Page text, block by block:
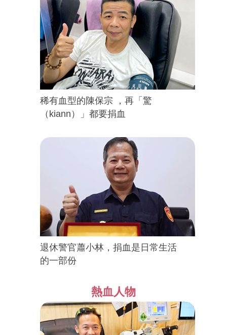
稀有血型的陳保宗 ，再「驚
（kiann）」都要捐血
退休警官蕭小林，捐血是日常生活
的一部份
熱血人物